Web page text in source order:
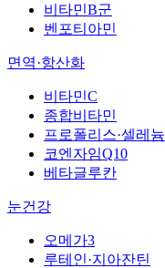
비타민B군
벤포티아민
면역·항산화
비타민C
종합비타민
프로폴리스·셀레늄
코엔자임Q10
베타글루칸
눈건강
오메가3
루테인·지아잔틴